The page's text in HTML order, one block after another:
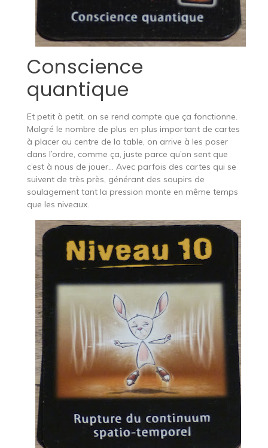
Conscience
quantique
Et petit à petit, on se rend compte que ça fonctionne.
Malgré le nombre de plus en plus important de cartes
à placer au centre de la table, on arrive à les poser
dans l’ordre, comme ça, juste parce qu’on sent que
c’est à nous de jouer… Avec parfois des cartes qui se
suivent de très près, générant des soupirs de
soulagement tant la pression monte en même temps
que les niveaux.